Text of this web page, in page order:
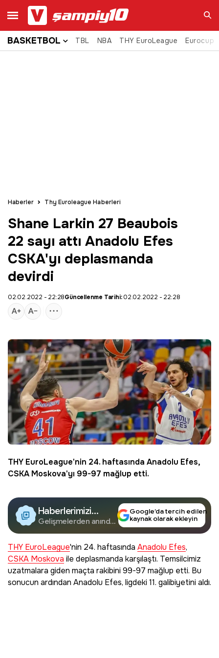
Ara
BASKETBOL TBL NBA THY EuroLeague Eurocup
Haberler Thy Euroleague Haberleri
Shane Larkin 27 Beaubois
22 sayı attı Anadolu Efes
CSKA'yı deplasmanda
devirdi
02.02.2022 - 22:28Güncellenme Tarihi:02.02.2022 - 22:28
THY EuroLeague'nin 24. haftasında Anadolu Efes,
CSKA Moskova'yı 99-97 mağlup etti.
Haberlerimizi
Google'da Takip
Edin
Gelişmelerden anında
Google’da tercih edilen
kaynak olarak ekleyin
THY EuroLeague'nin 24. haftasında Anadolu Efes,
CSKA Moskova ile deplasmanda karşılaştı. Temsilcimiz
uzatmalara giden maçta rakibini 99-97 mağlup etti. Bu
sonucun ardından Anadolu Efes, ligdeki 11. galibiyetini aldı.